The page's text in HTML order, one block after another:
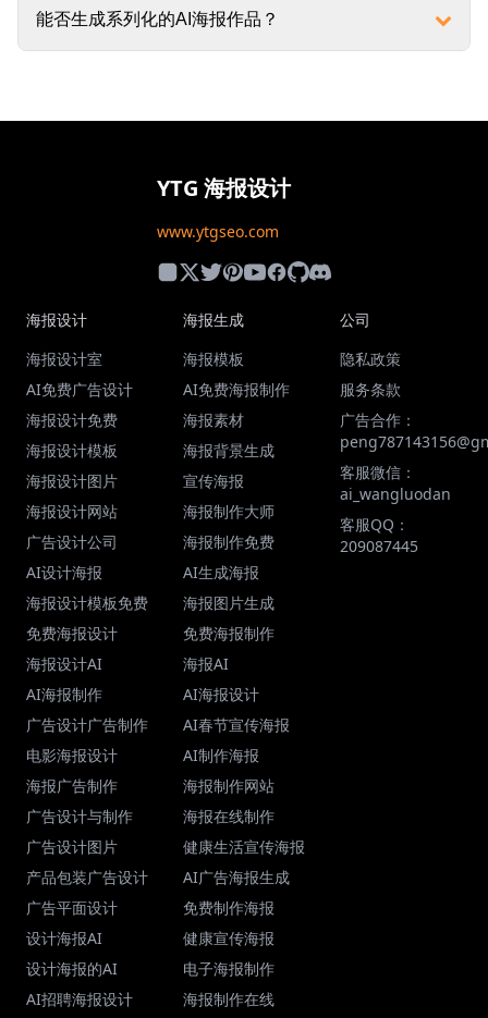
能否生成系列化的AI海报作品？
YTG 海报设计
www.ytgseo.com
海报设计
海报设计室
AI免费广告设计
海报设计免费
海报设计模板
海报设计图片
海报设计网站
广告设计公司
AI设计海报
海报设计模板免费
免费海报设计
海报设计AI
AI海报制作
广告设计广告制作
电影海报设计
海报广告制作
广告设计与制作
广告设计图片
产品包装广告设计
广告平面设计
设计海报AI
设计海报的AI
AI招聘海报设计
海报生成
海报模板
AI免费海报制作
海报素材
海报背景生成
宣传海报
海报制作大师
海报制作免费
AI生成海报
海报图片生成
免费海报制作
海报AI
AI海报设计
AI春节宣传海报
AI制作海报
海报制作网站
海报在线制作
健康生活宣传海报
AI广告海报生成
免费制作海报
健康宣传海报
电子海报制作
海报制作在线
公司
隐私政策
服务条款
广告合作：
客服微信：
ai_wangluodan
客服QQ：
209087445